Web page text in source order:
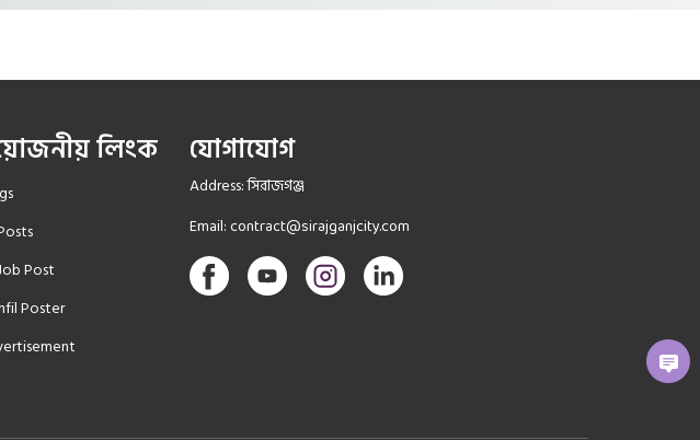
লিংক
Post
Poster
যোগাযোগ
Address: সিরাজগঞ্জ
Email:contract@sirajganjcity.com